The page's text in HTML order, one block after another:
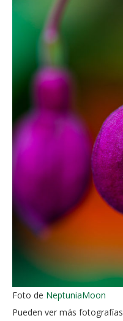
Foto de NeptuniaMoon
Pueden ver más fotografías